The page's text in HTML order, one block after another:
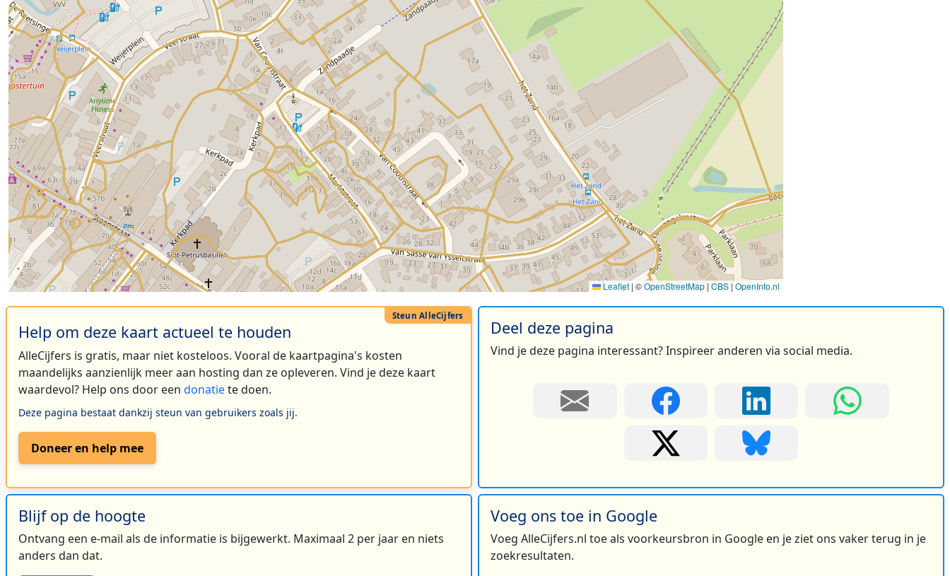
Leaflet | ©OpenStreetMap | CBS | OpenInfo.nl
Help om deze kaart actueel te houden
AlleCijfers is gratis, maar niet kosteloos. Vooral de kaartpagina's kosten
maandelijks aanzienlijk meer aan hosting dan ze opleveren. Vind je deze kaart
waardevol? Help ons door een donatiete doen.
Deze pagina bestaat dankzij steun van gebruikers zoals jij.
Doneer en help mee
Deel deze pagina
Vind je deze pagina interessant? Inspireer anderen via social media.
Blijf op de hoogte
Ontvang een e-mail als de informatie is bijgewerkt. Maximaal 2 per jaar en niets
anders dan dat.
Voeg ons toe in Google
Voeg AlleCijfers.nl toe als voorkeursbron in Google en je ziet ons vaker terug in je
zoekresultaten.